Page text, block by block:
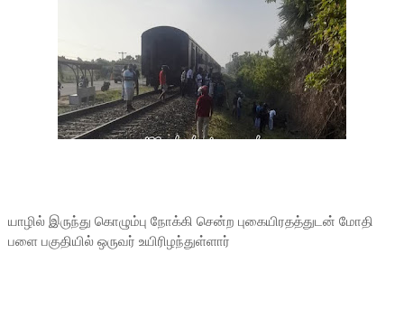
யாழில் இருந்து கொழும்பு நோக்கி சென்ற புகையிரதத்துடன் மோதி
பளை பகுதியில் ஒருவர் உயிரிழந்துள்ளார்